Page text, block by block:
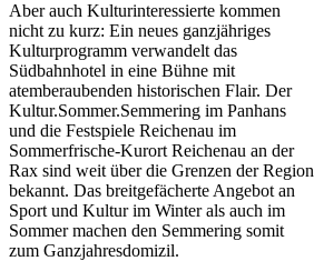
Aber auch Kulturinteressierte kommen
nicht zu kurz: Ein neues ganzjähriges
Kulturprogramm verwandelt das
Südbahnhotel in eine Bühne mit
atemberaubenden historischen Flair. Der
Kultur.Sommer.Semmering im Panhans
und die Festspiele Reichenau im
Sommerfrische-Kurort Reichenau an der
Rax sind weit über die Grenzen der Region
bekannt. Das breitgefächerte Angebot an
Sport und Kultur im Winter als auch im
Sommer machen den Semmering somit
zum Ganzjahresdomizil.